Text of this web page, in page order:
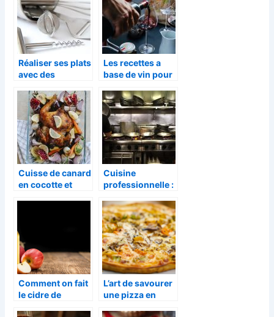
Réaliser ses plats
avec des
bonne qualité
Les recettes a
base de vin pour
Cuisse de canard
en cocotte et
Cuisine
professionnelle :
indispensables
Comment on fait
le cidre de
L’art de savourer
une pizza en